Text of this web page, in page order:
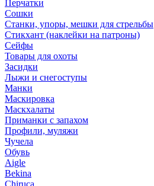
Перчатки
Сошки
Станки, упоры, мешки для стрельбы
Стикхант (наклейки на патроны)
Сейфы
Товары для охоты
Засидки
Лыжи и снегоступы
Манки
Маскировка
Маскхалаты
Приманки с запахом
Профили, муляжи
Чучела
Обувь
Aigle
Bekina
Chiruсa